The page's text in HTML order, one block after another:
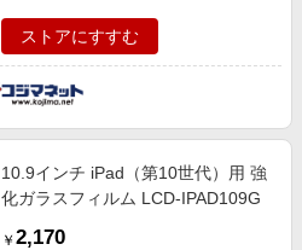
ストアにすすむ
10.9インチ iPad（第10世代）用 強
化ガラスフィルム LCD-IPAD109G
￥ 2,170